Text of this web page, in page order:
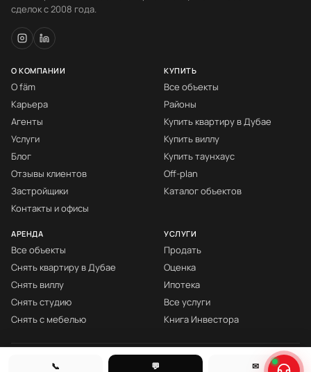
📞 💬 ✉
сделок с 2008 года.
О КОМПАНИИ
О fäm
Карьера
Агенты
Услуги
Блог
Отзывы клиентов
Застройщики
Контакты и офисы
КУПИТЬ
Все объекты
Районы
Купить квартиру в Дубае
Купить виллу
Купить таунхаус
Off-plan
Каталог объектов
АРЕНДА
Все объекты
Снять квартиру в Дубае
Снять виллу
Снять студию
Снять с мебелью
УСЛУГИ
Продать
Оценка
Ипотека
Все услуги
Книга Инвестора
© fäm Properties™ · ORN 1858 · С 2008